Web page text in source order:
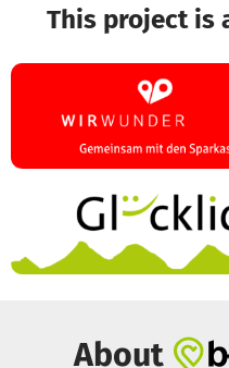
This project is
About